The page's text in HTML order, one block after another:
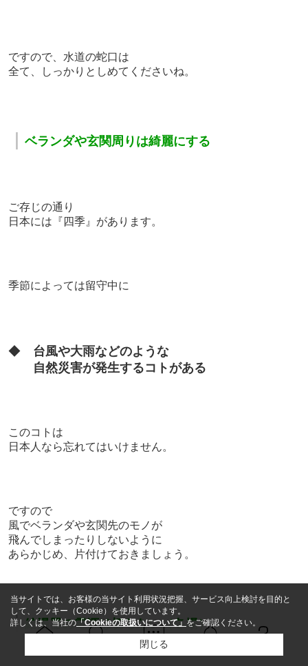
ですので、 水道の蛇口は
全て、しっかりとしめてくださいね。
ベランダや玄関周りは綺麗にする
ご存じの通り
日本には『四季』があります。
季節によっては留守中に
◆ 台風や大雨などのような
自然災害が発生するコトがある
このコトは
日本人なら忘れてはいけません。
ですので
風でベランダや玄関先のモノが
飛んでしまったりしないように
あらかじめ、片付けておきましょう。
｜給湯器の電源は切らない（冬場）
問い合せ
当サイトでは、お客様の当サイト利用状況把握、サービス向上検討を目的と
して、クッキー（Cookie）を使用しています。
詳しくは、当社の「Cookieの取扱いについて」 をご確認ください。
閉じる